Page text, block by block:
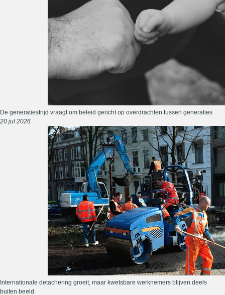
De generatiestrijd vraagt om beleid gericht op overdrachten tussen generaties
20 jul 2026
Internationale detachering groeit, maar kwetsbare werknemers blijven deels
buiten beeld